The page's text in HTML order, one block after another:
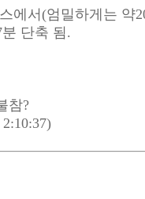
에서(엄밀하게는 약
단축 됨.
참?